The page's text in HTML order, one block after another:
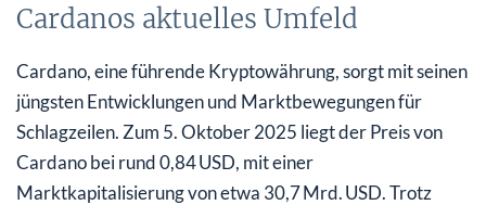
Cardanos aktuelles Umfeld
Cardano, eine führende Kryptowährung, sorgt mit seinen
jüngsten Entwicklungen und Marktbewegungen für
Schlagzeilen. Zum 5. Oktober 2025 liegt der Preis von
Cardano bei rund 0,84 USD, mit einer
Marktkapitalisierung von etwa 30,7 Mrd. USD. Trotz